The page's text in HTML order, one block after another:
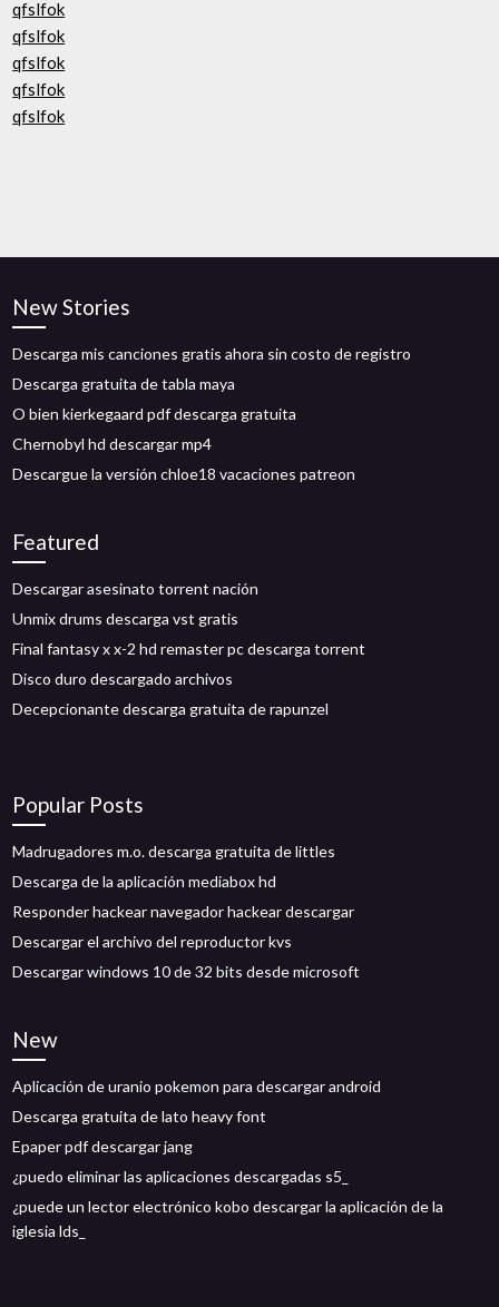
qfslfok
qfslfok
qfslfok
qfslfok
qfslfok
New Stories
Descarga mis canciones gratis ahora sin costo de registro
Descarga gratuita de tabla maya
O bien kierkegaard pdf descarga gratuita
Chernobyl hd descargar mp4
Descargue la versión chloe18 vacaciones patreon
Featured
Descargar asesinato torrent nación
Unmix drums descarga vst gratis
Final fantasy x x-2 hd remaster pc descarga torrent
Disco duro descargado archivos
Decepcionante descarga gratuita de rapunzel
Popular Posts
Madrugadores m.o. descarga gratuita de littles
Descarga de la aplicación mediabox hd
Responder hackear navegador hackear descargar
Descargar el archivo del reproductor kvs
Descargar windows 10 de 32 bits desde microsoft
New
Aplicación de uranio pokemon para descargar android
Descarga gratuita de lato heavy font
Epaper pdf descargar jang
¿puedo eliminar las aplicaciones descargadas s5_
¿puede un lector electrónico kobo descargar la aplicación de la
iglesia lds_